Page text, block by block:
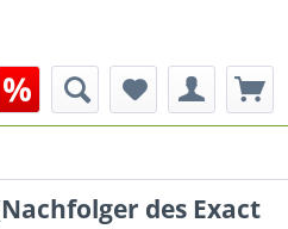
des Exact